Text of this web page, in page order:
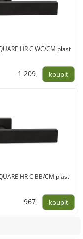
HR C WC/CM plast
1 209,-
HR C BB/CM plast
967,-